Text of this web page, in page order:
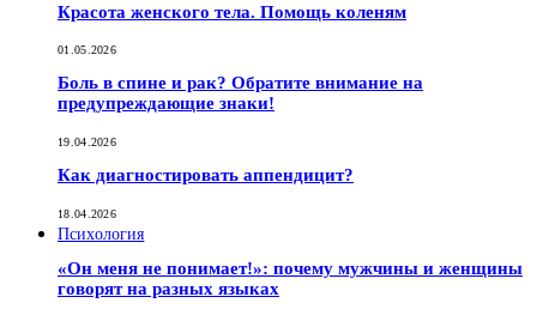
Красота женского тела. Помощь коленям
01.05.2026
Боль в спине и рак? Обратите внимание на
предупреждающие знаки!
19.04.2026
Как диагностировать аппендицит?
18.04.2026
Психология
«Он меня не понимает!»: почему мужчины и женщины
говорят на разных языках